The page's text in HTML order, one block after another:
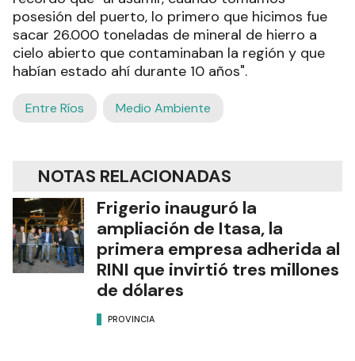
posesión del puerto, lo primero que hicimos fue
sacar 26.000 toneladas de mineral de hierro a
cielo abierto que contaminaban la región y que
habían estado ahí durante 10 años".
Entre Ríos Medio Ambiente
NOTAS RELACIONADAS
Frigerio inauguró la
ampliación de Itasa, la
primera empresa adherida al
RINI que invirtió tres millones
de dólares
PROVINCIA